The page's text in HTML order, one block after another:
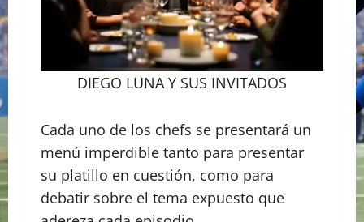
DIEGO LUNA Y SUS INVITADOS
Cada uno de los chefs se presentará un
menú imperdible tanto para presentar
su platillo en cuestión, como para
debatir sobre el tema expuesto que